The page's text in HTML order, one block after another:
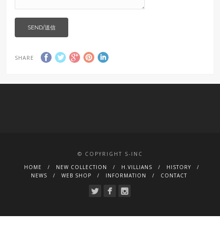
SHARE
© COPYRIGHT S-INC
HOME
NEW COLLECTION H.VILLIANS
HISTORY
NEWS
WEB SHOP INFORMATION CONTACT